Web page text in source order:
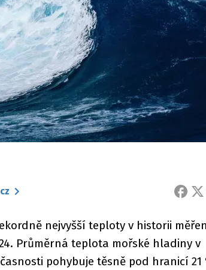
X
nejvyšší teploty v historii
Průměrná teplota mořské hladiny v
pohybuje těsně pod hranicí 21